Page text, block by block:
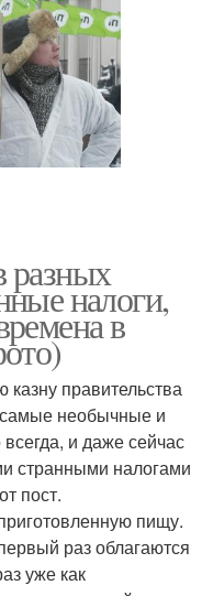
разных
налоги,
в
казну правительства
необычные и
и даже сейчас
странными налогами
пост.
пищу.
раз облагаются
уже как